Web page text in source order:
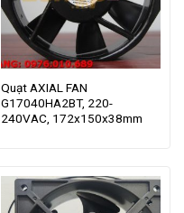
Quạt AXIAL FAN
G17040HA2BT, 220-
240VAC, 172x150x38mm